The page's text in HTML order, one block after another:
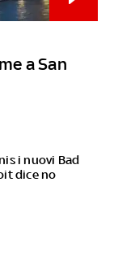
a San
i nuovi Bad
dice no